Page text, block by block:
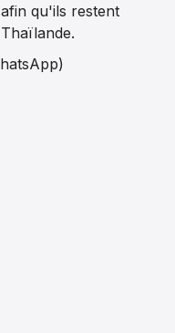
qu'ils restent